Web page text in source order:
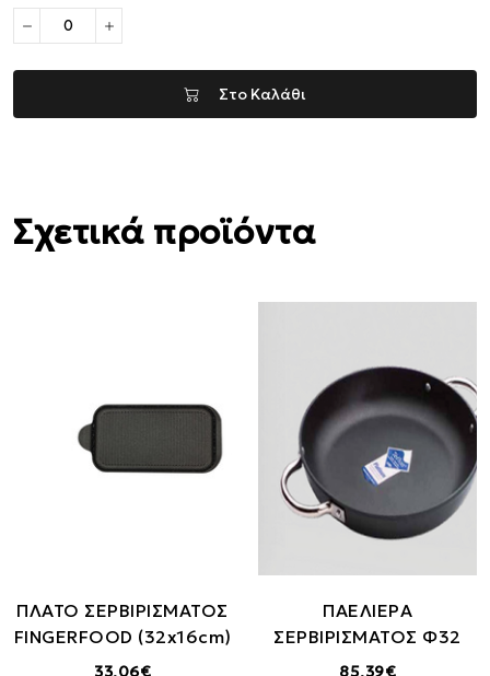
Στο Καλάθι
Σχετικά προϊόντα
ΠΛΑΤΟ ΣΕΡΒΙΡΙΣΜΑΤΟΣ
FINGERFOOD (32x16cm)
33,06€
ΠΑΕΛΙΕΡΑ
ΣΕΡΒΙΡΙΣΜΑΤΟΣ Φ32
85,39€